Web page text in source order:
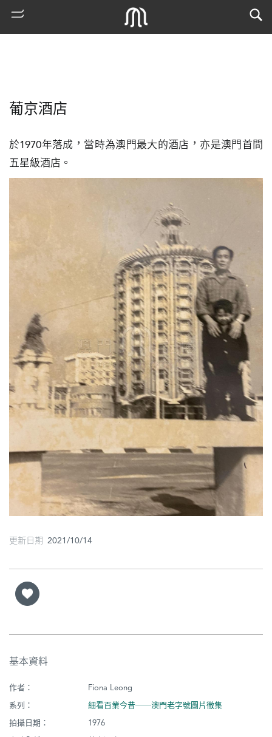
寺
巴
士
堂
街
市
葡京酒店
於1970年落成，當時為澳門最大的酒店，亦是澳門首間
五星級酒店。
更新日期 2021/10/14
基本資料
作者：
Fiona Leong
系列：
細看百業今昔──澳門老字號圖片徵集
拍攝日期：
1976